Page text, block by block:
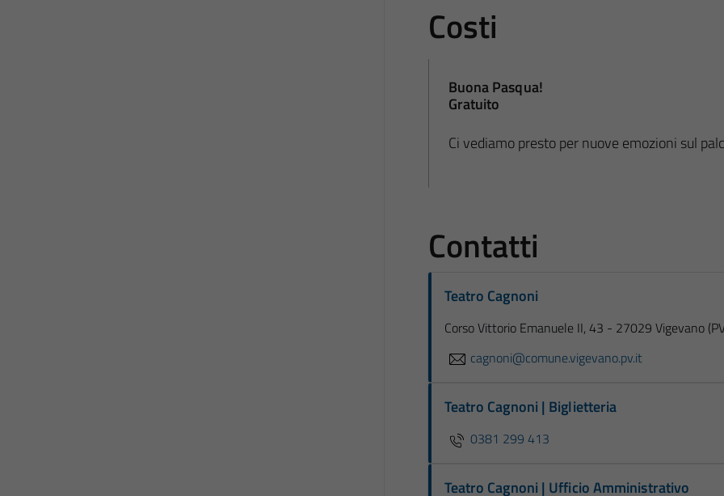
Costi
Buona Pasqua!
Gratuito
Ci vediamo presto per nuove emozioni sul
Contatti
Teatro Cagnoni
Corso Vittorio Emanuele II, 43 - 27029 Vigevano
cagnoni@comune.vigevano.pv.it
Teatro Cagnoni | Biglietteria
0381 299 413
Teatro Cagnoni | Ufficio Amministrativo